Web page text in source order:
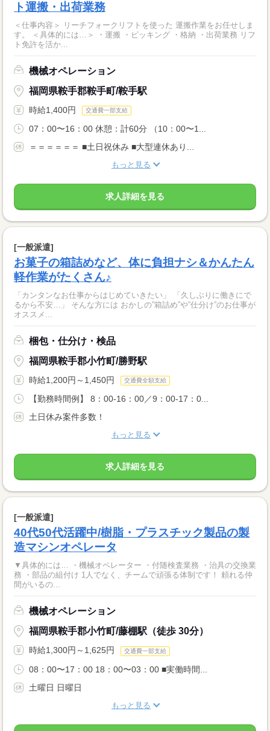
ト運搬・出荷業務
＜仕事内容＞ リーチフォークリフトを使った 運搬作業をお任せしま
す。 ＜具体的には…＞ ・運搬 ・ピッキング ・格納 ・出荷業務 リフ
ト免許を活か...
機械オペレーション
福岡県鞍手郡鞍手町/鞍手駅
時給1,400円 交通費一部支給
07：00〜16：00 休憩：計60分 （10：00〜1...
＝＝＝＝＝＝ ■土日祝休み ■大型連休あり...
もっと見る
求人詳細を見る
[一般派遣]
お菓子の箱詰めなど、体に負担ナシ＆かんたん
軽作業がたくさん♪
「カンタンなお仕事からはじめていきたい」 「久しぶりに働きにで
るから不安…」 そんな方には おかしの”箱詰め”や”仕分け”のお仕事が
オススメ...
梱包・仕分け・検品
福岡県鞍手郡小竹町/勝野駅
時給1,200円～1,450円 交通費全額支給
【勤務時間例】 8：00-16：00／9：00-17：0...
土日休み案件多数！
もっと見る
求人詳細を見る
[一般派遣]
40代50代活躍中/樹脂・プラスチック製品の製
造マシンオペレータ
▼具体的には… ・機械オペレーター ・付随検査業務 ・治具の交換業
務 ・部品の組付け 1人でなく、チームで頑張る体制です！ 頼れる仲
間がいるの...
機械オペレーション
福岡県鞍手郡小竹町/藤棚駅（徒歩 30分）
時給1,300円～1,625円 交通費一部支給
08：00〜17：00 18：00〜03：00 ■実働時間...
土曜日 日曜日
もっと見る